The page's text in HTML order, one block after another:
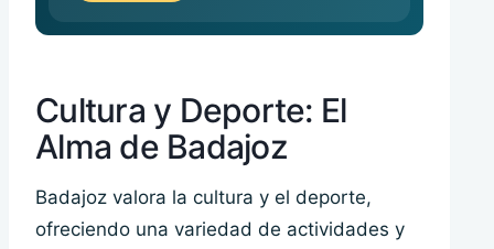
Cultura y Deporte: El
Alma de Badajoz
Badajoz valora la cultura y el deporte,
ofreciendo una variedad de actividades y